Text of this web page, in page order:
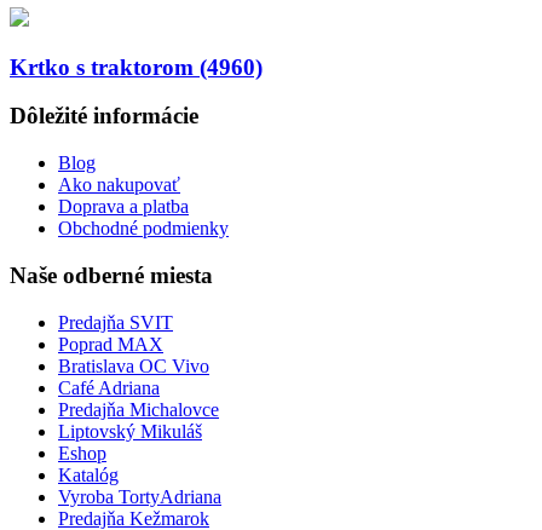
Krtko s traktorom (4960)
Dôležité informácie
Blog
Ako nakupovať
Doprava a platba
Obchodné podmienky
Naše odberné miesta
Predajňa SVIT
Poprad MAX
Bratislava OC Vivo
Café Adriana
Predajňa Michalovce
Liptovský Mikuláš
Eshop
Katalóg
Vyroba TortyAdriana
Predajňa Kežmarok